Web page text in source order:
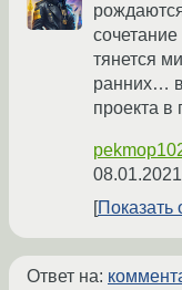
сочетание
тянется
ранних…
проекта в
Показать
Ответ на: